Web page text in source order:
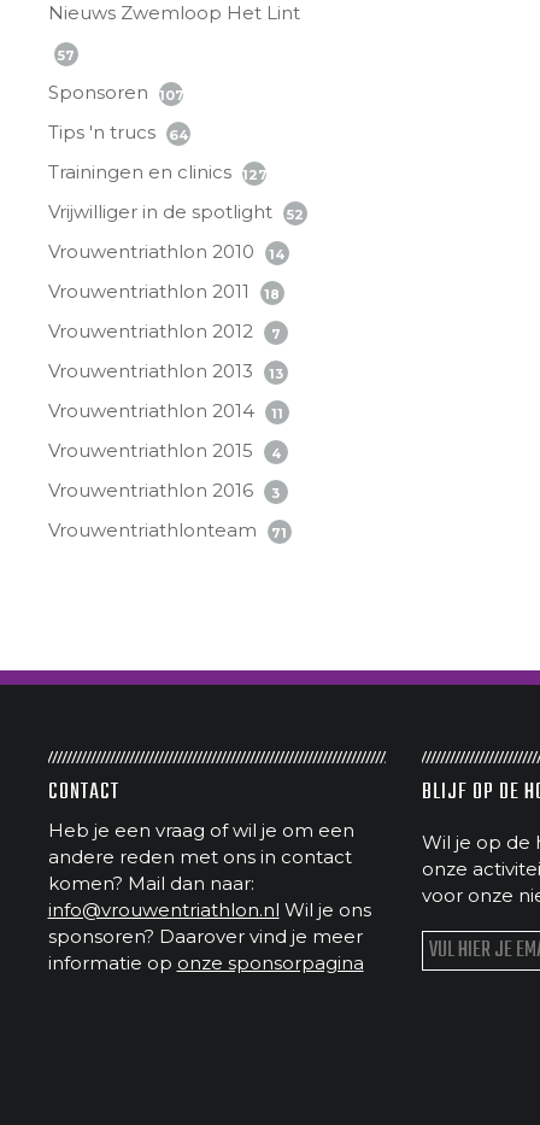
Nieuws Zwemloop Het Lint
57
Sponsoren 107
Tips 'n trucs 64
Trainingen en clinics 127
Vrijwilliger in de spotlight 52
Vrouwentriathlon 2010 14
Vrouwentriathlon 2011 18
Vrouwentriathlon 2012 7
Vrouwentriathlon 2013 13
Vrouwentriathlon 2014 11
Vrouwentriathlon 2015 4
Vrouwentriathlon 2016 3
Vrouwentriathlonteam 71
CONTACT
Heb je een vraag of wil je om een
andere reden met ons in contact
komen? Mail dan naar:
info@vrouwentriathlon.nl Wil je ons
sponsoren? Daarover vind je meer
informatie op onze sponsorpagina
BLIJF OP DE
Wil je op de
onze
voor onze